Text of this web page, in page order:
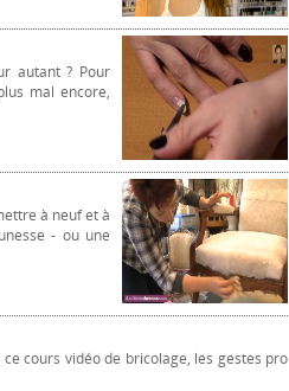
autant ? Pour
mal encore,
à neuf et à
- ou une
cours vidéo de bricolage, les gestes pro